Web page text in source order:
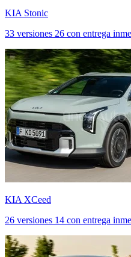
KIA Stonic
33 versiones 26 con entrega
KIA XCeed
26 versiones 14 con entrega